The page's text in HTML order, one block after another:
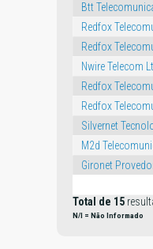
Btt
Redfox
Redfox
Nwire Telecom
Redfox
Redfox
Silvernet
M2d
Gironet Provedor
Total de 15
N/I = Não Informado